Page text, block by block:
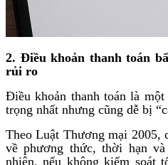
2. Điều khoản thanh toán
rủi ro
Điều khoản thanh toán là
trọng nhất nhưng cũng dễ bị
Theo Luật Thương mại 2005,
về phương thức, thời hạn
nhiên, nếu không kiểm soát